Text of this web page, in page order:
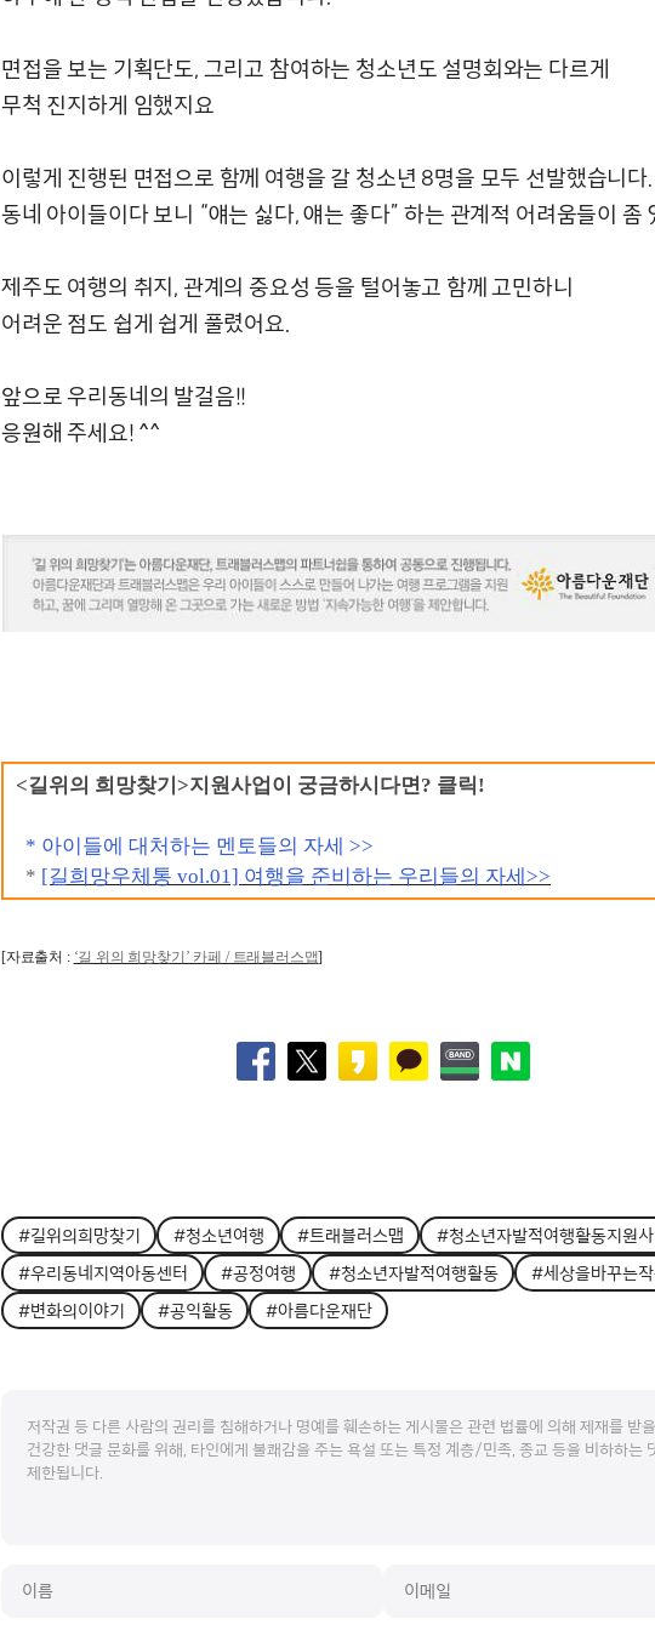
면접을 보는 기획단도, 그리고 참여하는 청소년도 설명회와는 다르게
무척 진지하게 임했지요
이렇게 진행된 면접으로 함께 여행을 갈 청소년 8명을 모두 선발했습니다.
동네 아이들이다 보니 “얘는 싫다, 얘는 좋다” 하는 관계적 어려움들이 좀
제주도 여행의 취지, 관계의 중요성 등을 털어놓고 함께 고민하니
어려운 점도 쉽게 쉽게 풀렸어요.
앞으로 우리동네의 발걸음!!
응원해 주세요! ^^
<길위의 희망찾기>지원사업이 궁금하시다면? 클릭!
* 아이들에 대처하는 멘토들의 자세 >>
* [길희망우체통 vol.01] 여행을 준비하는 우리들의 자세>>
[자료출처 : ‘길 위의 희망찾기’ 카페 / 트래블러스맵]
#길위의희망찾기 #청소년여행 #트래블러스맵
#청소년자발적여행활동지원
#우리동네지역아동센터
#공정여행 #청소년자발적여행활동
#세상을바꾸는
#변화의이야기
#공익활동 #아름다운재단